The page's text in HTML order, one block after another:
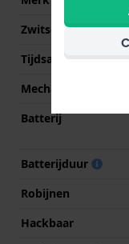
Zwitsers uurwerk
Tijdsaanduiding
Mechanisme
Batterij
Batterijduur
Robijnen
Hackbaar